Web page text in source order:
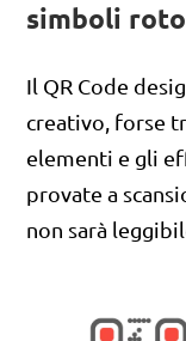
simboli
Il QR Code
creativo, forse
elementi e gli
provate a
non sarà